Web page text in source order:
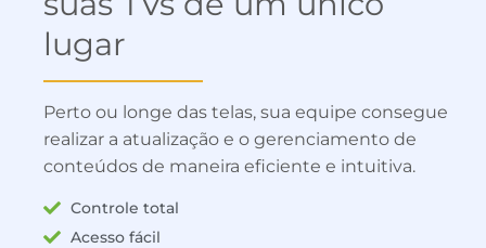
lugar
Perto ou longe das telas, sua equipe consegue
realizar a atualização e o gerenciamento de
conteúdos de maneira eficiente e intuitiva.
Controle total
Acesso fácil